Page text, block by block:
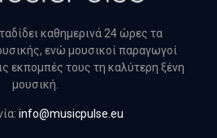
καθημερινά 24 ώρες τα
ενώ μουσικοί παραγωγοί
εκπομπές τους τη καλύτερη ξένη
μουσική.
info@musicpulse.eu